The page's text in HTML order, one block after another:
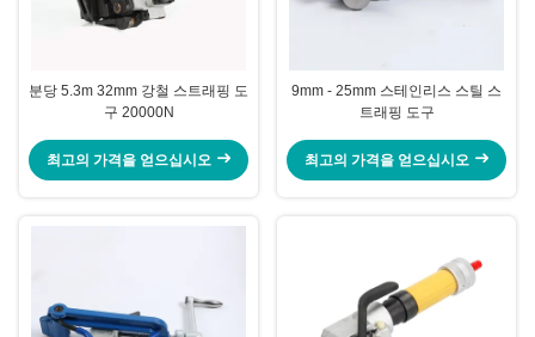
분당 5.3m 32mm 강철 스트래핑 도
구 20000N
최고의 가격을 얻으십시오
9mm - 25mm 스테인리스 스틸 스
트래핑 도구
최고의 가격을 얻으십시오